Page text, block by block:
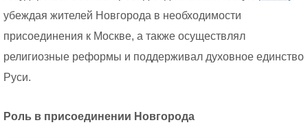
убеждая жителей Новгорода в необходимости
присоединения к Москве, а также осуществлял
религиозные реформы и поддерживал духовное единство
Руси.
Роль в присоединении Новгорода